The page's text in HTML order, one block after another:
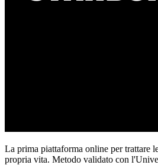
La prima piattaforma online per trattare
propria vita. Metodo validato con